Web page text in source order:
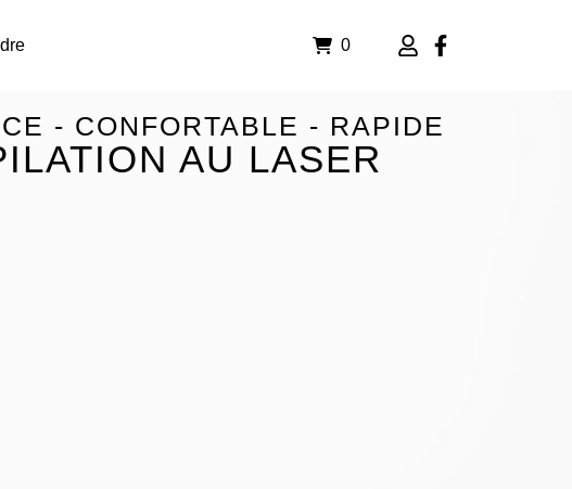
0
- CONFORTABLE - RAPIDE
AU LASER